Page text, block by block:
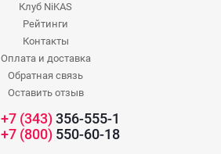
Клуб NiKAS
Рейтинги
Контакты
Оплата и доставка
Обратная связь
Оставить отзыв
+7 (343)356-555-1
+7 (800)550-60-18